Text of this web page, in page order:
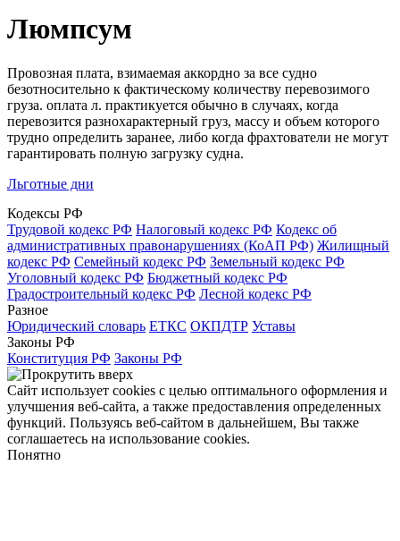
Люмпсум
Провозная плата, взимаемая аккордно за все судно
безотносительно к фактическому количеству перевозимого
груза. оплата л. практикуется обычно в случаях, когда
перевозится разнохарактерный груз, массу и объем которого
трудно определить заранее, либо когда фрахтователи не могут
гарантировать полную загрузку судна.
Льготные дни
Кодексы РФ
Трудовой кодекс РФ Налоговый кодекс РФ Кодекс об
административных правонарушениях (КоАП РФ) Жилищный
кодекс РФ Семейный кодекс РФ Земельный кодекс РФ
Уголовный кодекс РФ Бюджетный кодекс РФ
Градостроительный кодекс РФ Лесной кодекс РФ
Разное
Юридический словарь ЕТКС ОКПДТР Уставы
Законы РФ
Конституция РФ Законы РФ
Сайт использует cookies с целью оптимального оформления и
улучшения веб-сайта, а также предоставления определенных
функций. Пользуясь веб-сайтом в дальнейшем, Вы также
соглашаетесь на использование cookies.
Понятно